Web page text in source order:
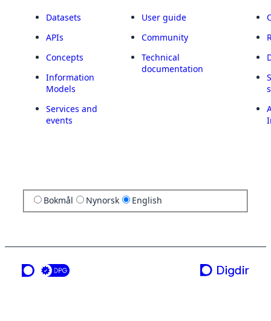
Datasets
APIs
Concepts
Information
Models
Services and
events
User guide
Community
Technical
documentation
Bokmål Nynorsk English